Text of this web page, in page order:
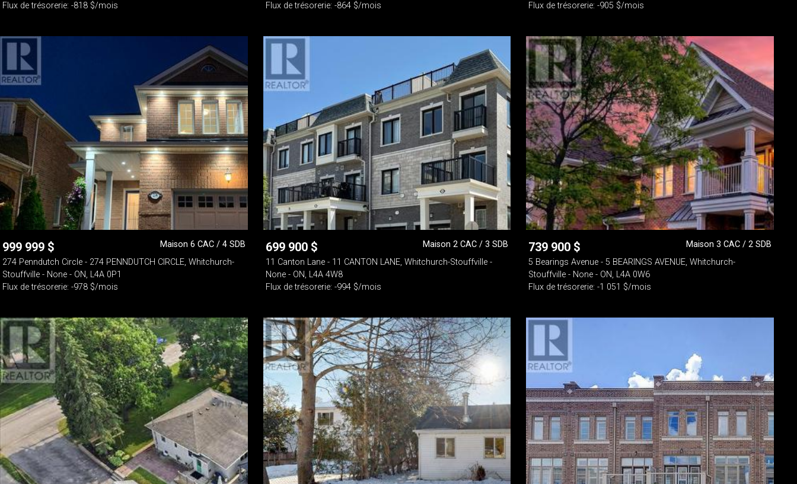
Flux de trésorerie: -818 $/mois
Flux de trésorerie: -864 $/mois
Flux de trésorerie: -905 $/mois
999 999 $
Maison 6 CAC / 4 SDB
274 Penndutch Circle - 274 PENNDUTCH CIRCLE, Whitchurch-
Stouffville - None - ON, L4A 0P1
Flux de trésorerie: -978 $/mois
699 900 $
Maison 2 CAC / 3 SDB
11 Canton Lane - 11 CANTON LANE, Whitchurch-Stouffville -
None - ON, L4A 4W8
Flux de trésorerie: -994 $/mois
739 900 $
Maison 3 CAC / 2 SDB
5 Bearings Avenue - 5 BEARINGS AVENUE, Whitchurch-
Stouffville - None - ON, L4A 0W6
Flux de trésorerie: -1 051 $/mois